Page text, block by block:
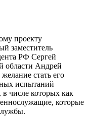
проекту
заместитель
РФ Сергей
области Андрей
стать его
испытаний
числе которых как
которые